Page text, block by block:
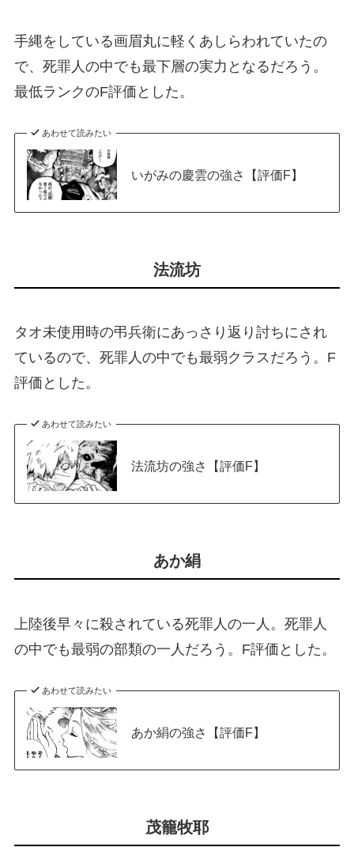
手縄をしている画眉丸に軽くあしらわれていたの
で、死罪人の中でも最下層の実力となるだろう。
最低ランクのF評価とした。
あわせて読みたい
いがみの慶雲の強さ【評価F】
法流坊
タオ未使用時の弔兵衛にあっさり返り討ちにされ
ているので、死罪人の中でも最弱クラスだろう。F
評価とした。
あわせて読みたい
法流坊の強さ【評価F】
あか絹
上陸後早々に殺されている死罪人の一人。死罪人
の中でも最弱の部類の一人だろう。F評価とした。
あわせて読みたい
あか絹の強さ【評価F】
茂籠牧耶